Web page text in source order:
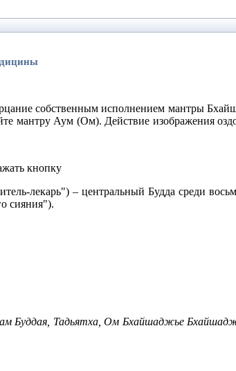
собственным исполнением мантры
мантру Аум (Ом). Действие изображения
кнопку
лекарь") – центральный Будда среди
сияния").
Буддая, Тадьятха, Ом Бхайшаджье